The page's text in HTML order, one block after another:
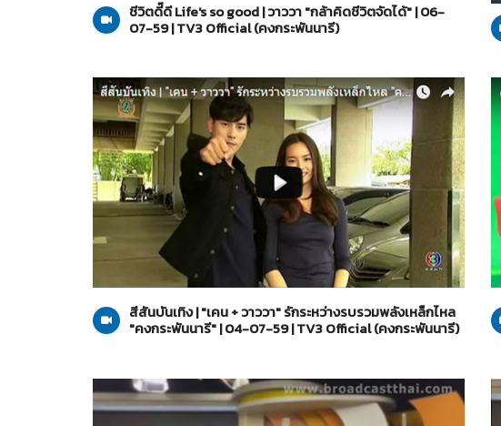
ชีวิตดี๊ดี Life's so good | วาววา "กล้าคิดชีวิตจัดได้" | 06-
07-59 | TV3 Official (คงกระพันนารี)
05-07-2559
คงกระพันนารี
สีสันบันเทิง | "เคน + วาววา" รักระหว่างรบรวมพลังเหล็กไหล
"คงกระพันนารี" | 04-07-59 | TV3 Official (คงกระพันนารี)